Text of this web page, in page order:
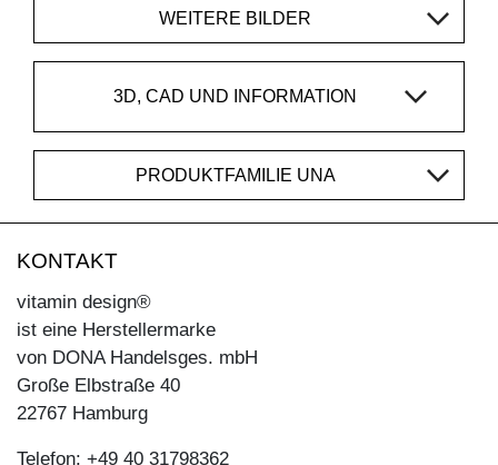
WEITERE BILDER
3D, CAD UND INFORMATION
PRODUKTFAMILIE UNA
KONTAKT
vitamin design®
ist eine Herstellermarke
von DONA Handelsges. mbH
Große Elbstraße 40
22767 Hamburg
Telefon: +49 40 31798362